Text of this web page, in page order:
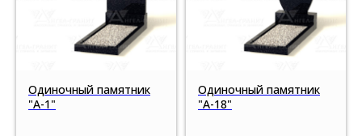
Одиночный памятник
"А-1"
Одиночный памятник
"А-18"